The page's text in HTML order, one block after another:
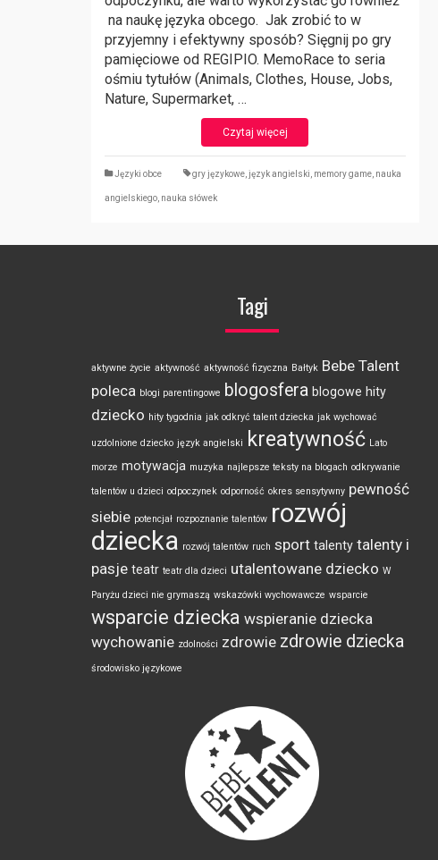
na naukę języka obcego. Jak zrobić to w
przyjemny i efektywny sposób? Sięgnij po gry
pamięciowe od REGIPIO. MemoRace to seria
ośmiu tytułów (Animals, Clothes, House, Jobs,
Nature, Supermarket, …
Czytaj więcej
Języki obce gry językowe język angielski memory game nauka
angielskiego nauka słówek
Tagi
aktywne życie aktywność aktywność fizyczna Bałtyk Bebe Talent
poleca blogi parentingowe blogosfera blogowe hity
dziecko hity tygodnia jak odkryć talent dziecka jak wychować
uzdolnione dziecko język angielski kreatywność Lato
morze motywacja muzyka najlepsze teksty na blogach odkrywanie
talentów u dzieci odpoczynek odporność okres sensytywny pewność
siebie potencjał rozpoznanie talentów rozwój
dziecka rozwój talentów ruch sport talenty talenty i
pasje teatr teatr dla dzieci utalentowane dziecko W
Paryżu dzieci nie grymaszą wskazówki wychowawcze wsparcie
wsparcie dziecka wspieranie dziecka
wychowanie zdolności zdrowie zdrowie dziecka
środowisko językowe